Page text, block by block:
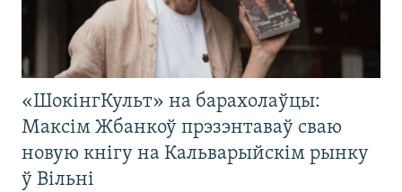
«ШокінгКульт» на барахолаўцы:
Максім Жбанкоў прэзэнтаваў сваю
новую кнігу на Кальварыйскім рынку
ў Вільні